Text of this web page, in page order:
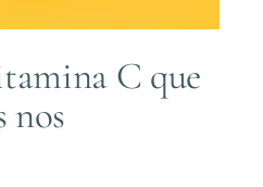
C que
nos